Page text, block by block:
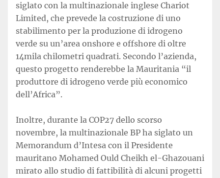
siglato con la multinazionale inglese Chariot
Limited, che prevede la costruzione di uno
stabilimento per la produzione di idrogeno
verde su un’area onshore e offshore di oltre
14mila chilometri quadrati. Secondo l’azienda,
questo progetto renderebbe la Mauritania “il
produttore di idrogeno verde più economico
dell’Africa”.
Inoltre, durante la COP27 dello scorso
novembre, la multinazionale BP ha siglato un
Memorandum d’Intesa con il Presidente
mauritano Mohamed Ould Cheikh el-Ghazouani
mirato allo studio di fattibilità di alcuni progetti